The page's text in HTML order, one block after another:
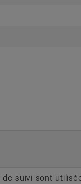
de suivi sont